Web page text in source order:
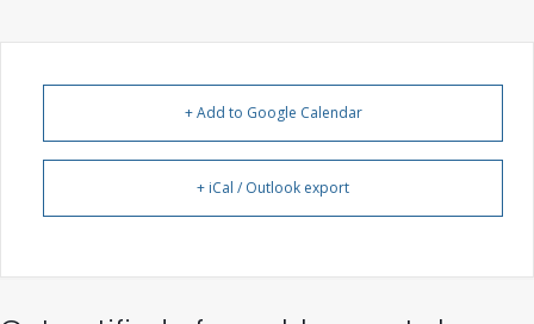
+ Add to Google Calendar
+ iCal / Outlook export